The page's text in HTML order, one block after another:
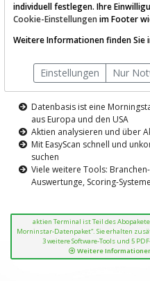
AKTIEN-
Die
TraderFox
Datenbasis ist eine
aus Europa und den USA
Aktien analysieren und über
Mit EasyScan schnell und
suchen
Viele weitere Tools:
Auswertunge, Scoring-
aktien Terminal ist Teil des
Morninstar-Datenpaket“. Sie erhalten
3 weitere Software-Tools und 5
Weitere
individuell festlegen. Ihre
Cookie-Einstellungen im Footer
Weitere Informationen finden Sie
Einstellungen Nur